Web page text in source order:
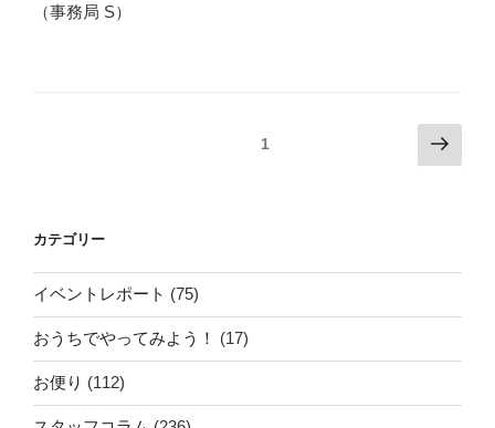
（事務局 S）
ペ
ジ
送
り
1
次
の
カテゴリー
イベントレポート (75)
おうちでやってみよう！ (17)
お便り (112)